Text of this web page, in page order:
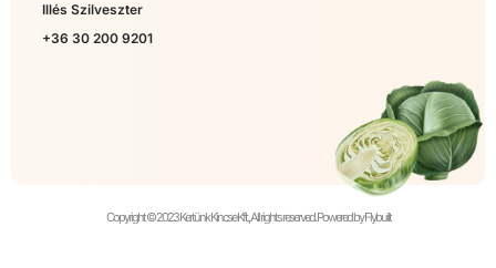
Illés Szilveszter
+36 30 200 9201
Copyright © 2023 Kertünk Kincse Kft., All rights reserved. Powered by Flybuilt